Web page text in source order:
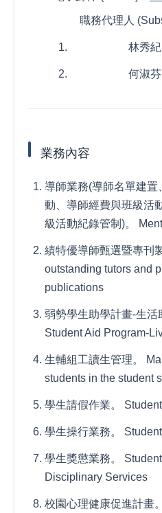
職務代理人
林秀
何淑
業務內容
導師業務(導師名單建
動、導師經費與班級活
級活動紀錄管制)。
績特優導師甄選暨專刊
outstanding tutors and
publications
弱勢學生助學計畫-生
Student Aid Program-
生輔組工讀生管理。
students in the student
學生請假作業。
學生操行業務。
學生獎懲業務。
Disciplinary Services
校園心理健康促進計畫